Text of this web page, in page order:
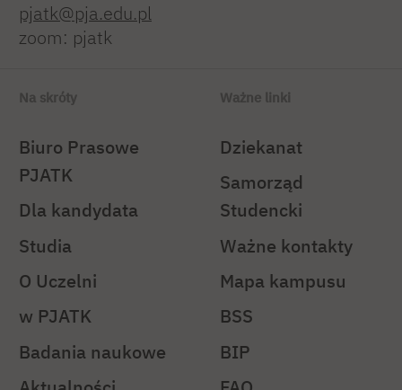
pjatk@pja.edu.pl
zoom: pjatk
Na skróty
Biuro Prasowe
PJATK
Dla kandydata
Studia
O Uczelni
w PJATK
Badania naukowe
Ważne linki
Dziekanat
Samorząd
Studencki
Ważne kontakty
Mapa kampusu
BSS
BIP